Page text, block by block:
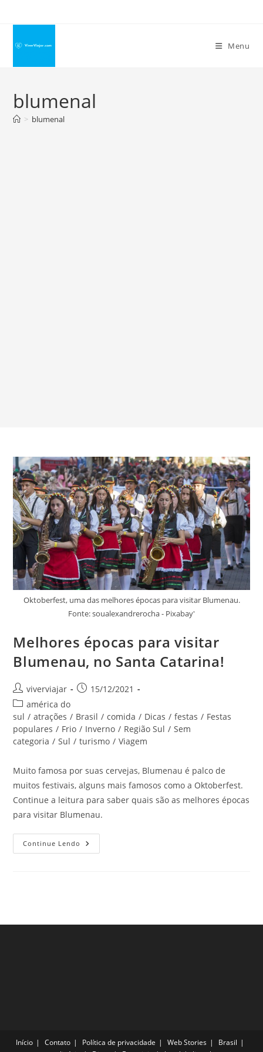
conteúdo
Menu
blumenal
> blumenal
Oktoberfest, uma das melhores épocas para visitar Blumenau.
Fonte: soualexandrerocha - Pixabay'
Melhores épocas para visitar
Blumenau, no Santa Catarina!
Autor
do
post:
viverviajar
Post15/12/2021
Categoria
do
post:
américa do
sul / atrações / Brasil / comida / Dicas / festas / Festas
populares / Frio / Inverno / Região Sul / Sem
categoria / Sul / turismo / Viagem
Muito famosa por suas cervejas, Blumenau é palco de
muitos festivais, alguns mais famosos como a Oktoberfest.
Continue a leitura para saber quais são as melhores épocas
para visitar Blumenau.
Continue Lendo Melhores
Épocas
Início Contato Política de privacidade Web Stories
Brasil